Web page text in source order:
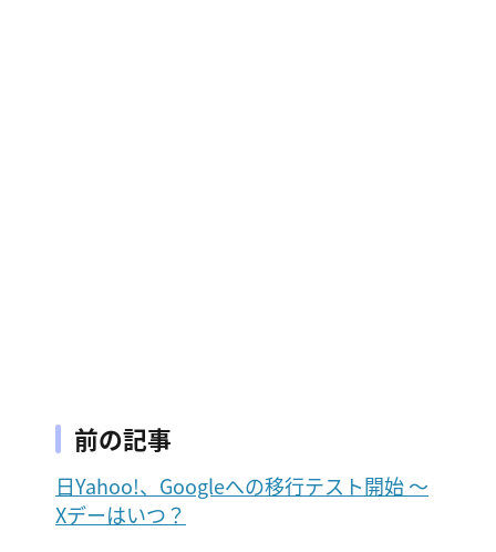
前の記事
日Yahoo!、Googleへの移行テスト開始 ～
Xデーはいつ？